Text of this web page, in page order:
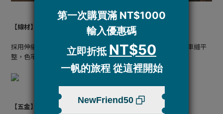
【線材】
採用伸縮度適中、耐拉、耐磨、防水性好的SP線，彈性適度，車縫平
整，色牢度佳。
【五金】